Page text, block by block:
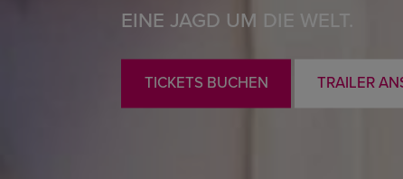
EINE JAGD UM DIE WELT.
TICKETS BUCHEN TRAILER